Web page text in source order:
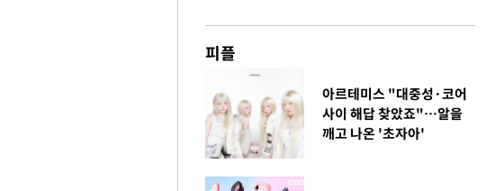
피플
아르테미스 "대중성·코어
사이 해답 찾았죠"…알을
깨고 나온 '초자아'